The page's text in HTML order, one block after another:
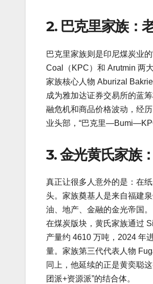
2. 巴克里家族：
巴克里家族则是印尼煤炭业
Coal（KPC）和 Arutmin 两
家族核心人物 Aburizal
成为雅加达证券交易所的蓝
融危机和商品价格波动，经
业头部，“巴克里
3. 金光黄氏家族
真正让很多人意外的是：在
头。家族奠基人是来自福建
油、地产、金融的金光帝国。
在煤炭版块，黄氏家族通过
产量约 4610 万吨，2024 年
量。家族第三代代表人物
同上，他延续的正是黄奕聪
团派+资源派”的结合体。